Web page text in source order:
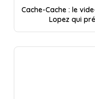
Cache-Cache : le
Lopez qui